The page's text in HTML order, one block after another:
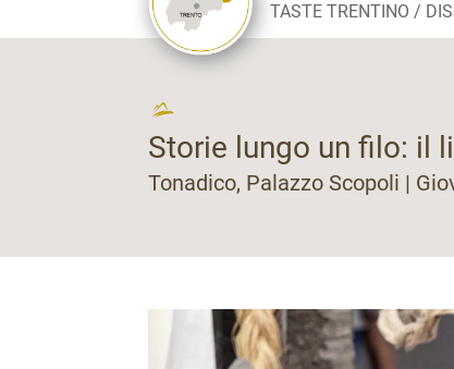
TASTE TRENTINO
Storie lungo un filo: il
Tonadico, Palazzo Scopoli |